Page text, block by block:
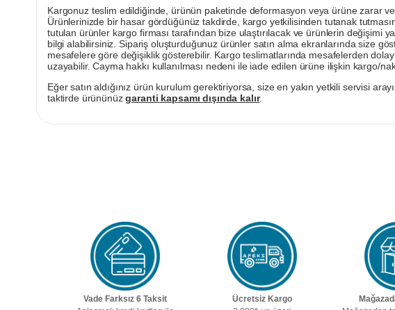
Kargonuz teslim edildiğinde, ürünün paketinde deformasyon veya ürüne zarar
Ürünlerinizde bir hasar gördüğünüz takdirde, kargo yetkilisinden tutanak
tutulan ürünler kargo firması tarafından bize ulaştırılacak ve ürünlerin değişimi
bilgi alabilirsiniz. Sipariş oluşturduğunuz ürünler satın alma ekranlarında size
mesafelere göre değişiklik gösterebilir. Kargo teslimatlarında mesafelerden
uzayabilir. Cayma hakkı kullanılması nedeni ile iade edilen ürüne ilişkin kargo/
Eğer satın aldığınız ürün kurulum gerektiriyorsa, size en yakın yetkili servisi
taktirde ürününüzgaranti kapsamı dışında kalır.
Vade Farksız 6 Taksit
Ücretsiz Kargo